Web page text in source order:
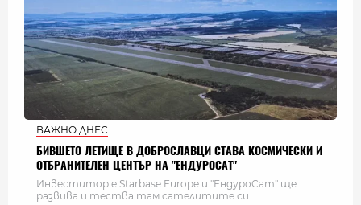
ВАЖНО ДНЕС
БИВШЕТО ЛЕТИЩЕ В ДОБРОСЛАВЦИ СТАВА КОСМИЧЕСКИ И
ОТБРАНИТЕЛЕН ЦЕНТЪР НА "ЕНДУРОСАТ"
Инвеститор е Starbase Europe и "ЕндуроСат" ще
развива и тества там сателитите си